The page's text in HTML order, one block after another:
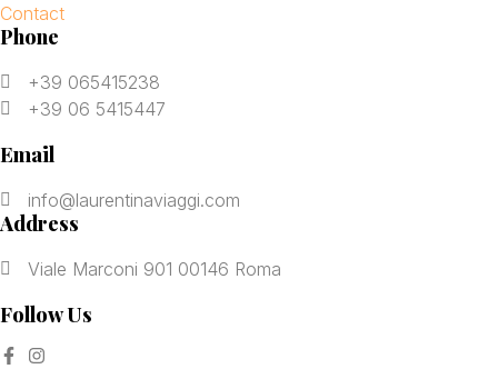
Contact
Phone
+39 065415238
+39 06 5415447
Email
info@laurentinaviaggi.com
Address
Viale Marconi 901 00146 Roma
Follow Us